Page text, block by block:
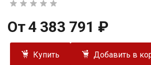
От4 383 791 ₽
Купить Добавить в